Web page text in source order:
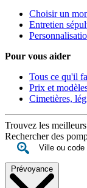
Choisir un
Entretien
Pour vous aider
Tous ce qu'il
Prix et
Cimetières,
Trouvez les
Rechercher des
Prévoyance